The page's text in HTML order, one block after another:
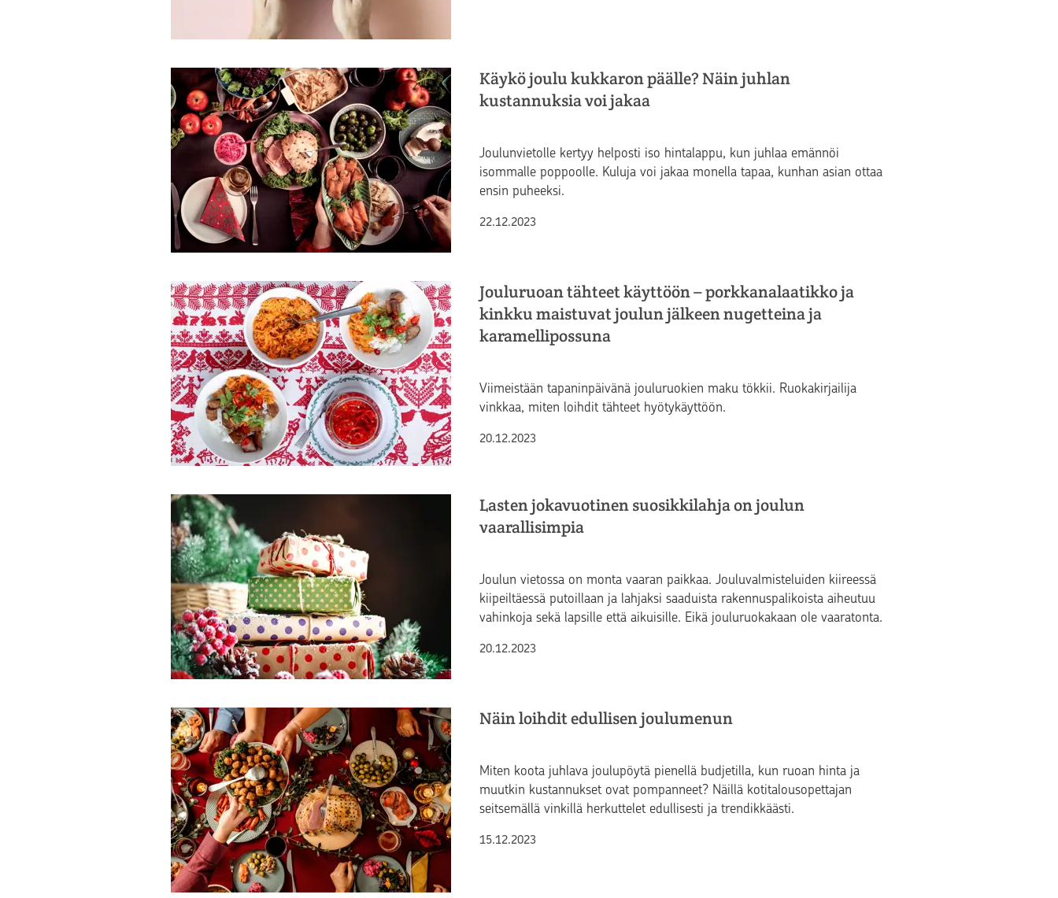
Käykö joulu kukkaron päälle? Näin juhlan
kustannuksia voi jakaa
Joulunvietolle kertyy helposti iso hintalappu, kun juhlaa emännöi
isommalle poppoolle. Kuluja voi jakaa monella tapaa, kunhan asian ottaa
ensin puheeksi.
Julkaistu
22.12.2023
Jouluruoan tähteet käyttöön – porkkanalaatikko ja
kinkku maistuvat joulun jälkeen nugetteina ja
karamellipossuna
Viimeistään tapaninpäivänä jouluruokien maku tökkii. Ruokakirjailija
vinkkaa, miten loihdit tähteet hyötykäyttöön.
Julkaistu
20.12.2023
Lasten jokavuotinen suosikkilahja on joulun
vaarallisimpia
Joulun vietossa on monta vaaran paikkaa. Jouluvalmisteluiden kiireessä
kiipeiltäessä putoillaan ja lahjaksi saaduista rakennuspalikoista aiheutuu
vahinkoja sekä lapsille että aikuisille. Eikä jouluruokakaan ole vaaratonta.
Julkaistu
20.12.2023
Näin loihdit edullisen joulumenun
Miten koota juhlava joulupöytä pienellä budjetilla, kun ruoan hinta ja
muutkin kustannukset ovat pompanneet? Näillä kotitalousopettajan
seitsemällä vinkillä herkuttelet edullisesti ja trendikkäästi.
Julkaistu
15.12.2023